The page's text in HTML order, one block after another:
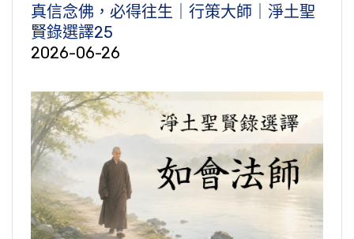
真信念佛，必得往生｜行策大師｜淨土聖
賢錄選譯25
2026-06-26